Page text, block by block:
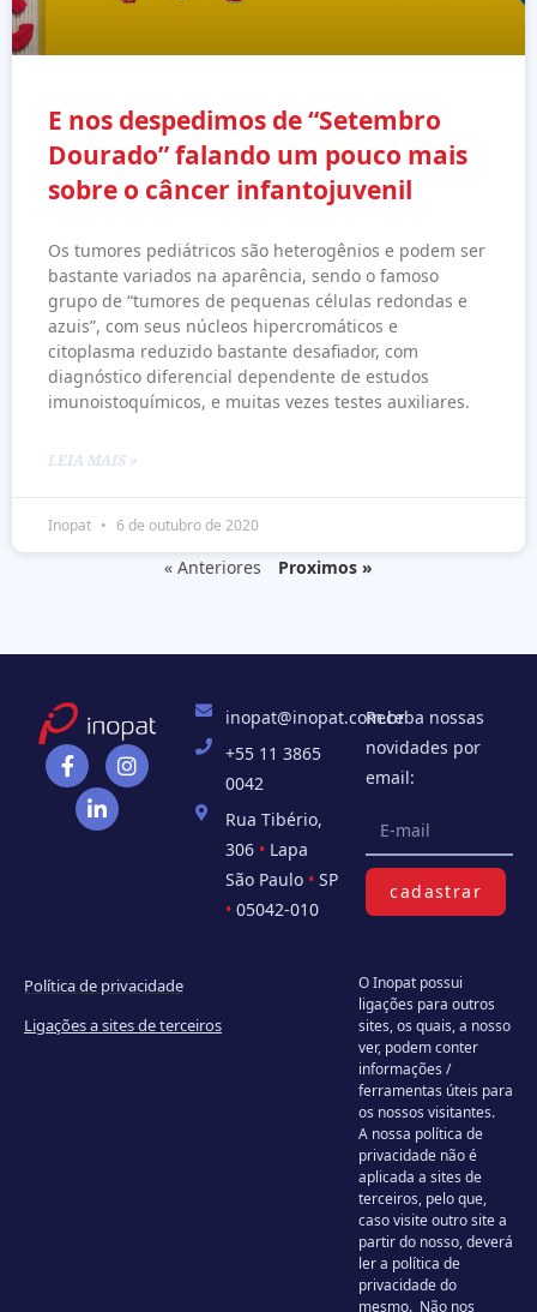
E nos despedimos de “Setembro
Dourado” falando um pouco mais
sobre o câncer infantojuvenil
Os tumores pediátricos são heterogênios e podem ser
bastante variados na aparência, sendo o famoso
grupo de “tumores de pequenas células redondas e
azuis”, com seus núcleos hipercromáticos e
citoplasma reduzido bastante desafiador, com
diagnóstico diferencial dependente de estudos
imunoistoquímicos, e muitas vezes testes auxiliares.
LEIA MAIS »
Inopat 6 de outubro de 2020
« Anteriores Proximos »
inopat@inopat.com.br
+55 11 3865
0042
Rua Tibério,
306 • Lapa
São Paulo •SP
• 05042-010
Receba nossas
novidades por
email:
cadastrar
Política de privacidade
Ligações a sites de terceiros
O Inopat possui
ligações para outros
sites, os quais, a nosso
ver, podem conter
informações /
ferramentas úteis para
os nossos visitantes.
A nossa política de
privacidade não é
aplicada a sites de
terceiros, pelo que,
caso visite outro site a
partir do nosso, deverá
ler a política de
privacidade do
mesmo. Não nos